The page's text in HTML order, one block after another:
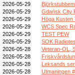
2026-05-29
2026-05-29
Gdańsk City
2026-05-29
Höga Kusten
2026-05-29
WCS Spec
2026-05-29
TEST PEW
2026-05-29
SOK
2026-05-28
Veteran-OL,
2026-05-28
2026-05-28
Leksands
2026-05-28
Utmaningen